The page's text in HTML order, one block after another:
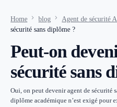
Home blog Agent de sécurité
sécurité sans diplôme ?
Peut-on
sécurité sans
Oui, on peut devenir agent de sécurité
diplôme académique n’est exigé pour